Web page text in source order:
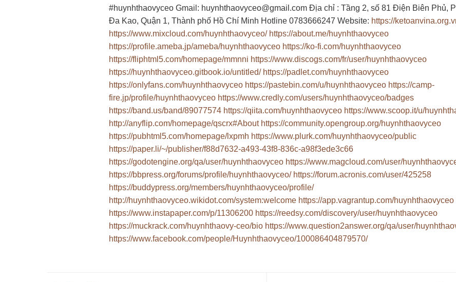
#huynhthaovyceo Gmail: huynhthaovyceo@gmail.com Địa chỉ : Tầng 2, số 81 Điện Biên Phủ,
Đa Kao, Quận 1, Thành phố Hồ Chí Minh Hotline 0783666247 Website: https://
https://www.mixcloud.com/huynhthaovyceo/ https://about.me/huynhthaovyceo
https://profile.ameba.jp/ameba/huynhthaovyceo https://ko-fi.com/huynhthaovyceo
https://fliphtml5.com/homepage/mmnni https://www.discogs.com/fr/user/huynhthaovyceo
https://huynhthaovyceo.gitbook.io/untitled/ https://padlet.com/huynhthaovyceo
https://onlyfans.com/huynhthaovyceo https://pastebin.com/u/huynhthaovyceo https://camp-
fire.jp/profile/huynhthaovyceo https://www.credly.com/users/huynhthaovyceo/badges
https://band.us/band/89077574 https://qiita.com/huynhthaovyceo https://www.scoop.it/u/
http://anyflip.com/homepage/qscrx#About https://community.opengroup.org/huynhthaovyceo
https://pubhtml5.com/homepage/lxpmh https://www.plurk.com/huynhthaovyceo/public
https://paper.li/~/publisher/f88d7632-a493-43f8-836c-a98f3ede3c66
https://godotengine.org/qa/user/huynhthaovyceo https://www.magcloud.com/user/
https://bbpress.org/forums/profile/huynhthaovyceo/ https://forum.acronis.com/user/425258
https://buddypress.org/members/huynhthaovyceo/profile/
http://huynhthaovyceo.wikidot.com/system:welcome https://app.vagrantup.com/huynhthaovyceo
https://www.instapaper.com/p/11306200 https://reedsy.com/discovery/user/huynhthaovyceo
https://muckrack.com/huynhthaovy-ceo/bio https://www.question2answer.org/qa/user/
https://www.facebook.com/people/Huynhthaovyceo/100086404879570/